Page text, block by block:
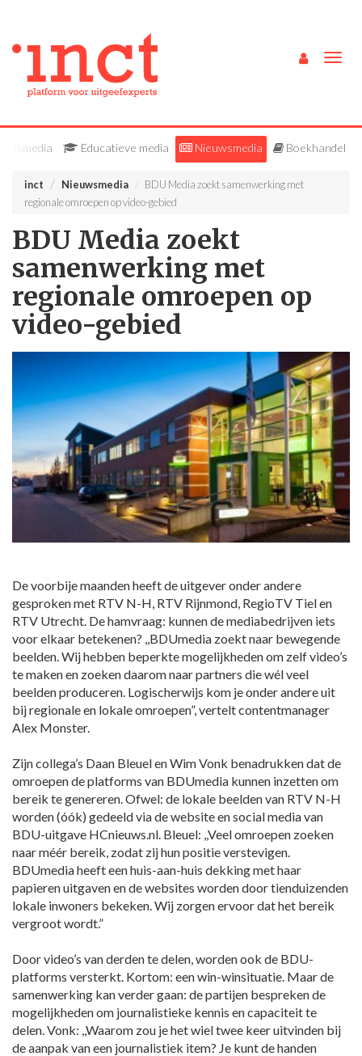
Vakmedia Educatieve media Nieuwsmedia Boekhandel
inct Nieuwsmedia
BDU Media zoekt samenwerking met
regionale omroepen op video-gebied
BDU Media zoekt
samenwerking met
regionale omroepen op
video-gebied
De voorbije maanden heeft de uitgever onder andere
gesproken met RTV N-H, RTV Rijnmond, RegioTV Tiel en
RTV Utrecht. De hamvraag: kunnen de mediabedrijven iets
voor elkaar betekenen? ,,BDUmedia zoekt naar bewegende
beelden. Wij hebben beperkte mogelijkheden om zelf video’s
te maken en zoeken daarom naar partners die wél veel
beelden produceren. Logischerwijs kom je onder andere uit
bij regionale en lokale omroepen”, vertelt contentmanager
Alex Monster.
Zijn collega’s Daan Bleuel en Wim Vonk benadrukken dat de
omroepen de platforms van BDUmedia kunnen inzetten om
bereik te genereren. Ofwel: de lokale beelden van RTV N-H
worden (óók) gedeeld via de website en social media van
BDU-uitgave HCnieuws.nl. Bleuel: ,,Veel omroepen zoeken
naar méér bereik, zodat zij hun positie verstevigen.
BDUmedia heeft een huis-aan-huis dekking met haar
papieren uitgaven en de websites worden door tienduizenden
lokale inwoners bekeken. Wij zorgen ervoor dat het bereik
vergroot wordt.”
Door video’s van derden te delen, worden ook de BDU-
platforms versterkt. Kortom: een win-winsituatie. Maar de
samenwerking kan verder gaan: de partijen bespreken de
mogelijkheden om journalistieke kennis en capaciteit te
delen. Vonk: ,,Waarom zou je het wiel twee keer uitvinden bij
de aanpak van een journalistiek item? Je kunt de handen